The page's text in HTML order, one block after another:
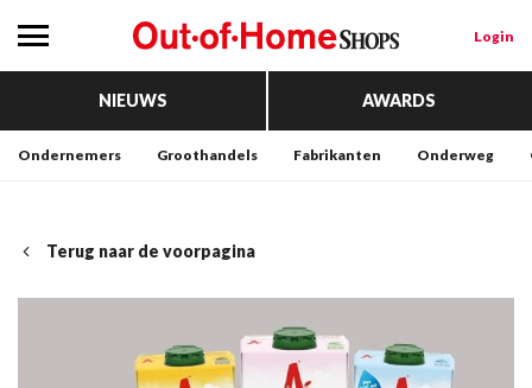
Login
NIEUWS AWARDS
Ondernemers Groothandels Fabrikanten Onderweg
Terug naar de voorpagina